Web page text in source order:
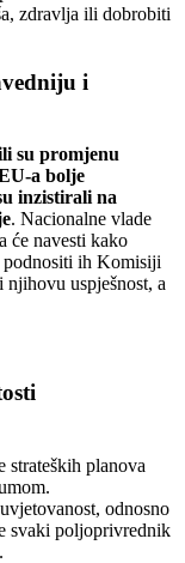
zdravlja ili dobrobiti
i
su promjenu
a bolje
inzistirali na
. Nacionalne vlade
će navesti kako
podnositi ih Komisiji
uspješnost, a
strateških planova
odnosno
svaki poljoprivrednik